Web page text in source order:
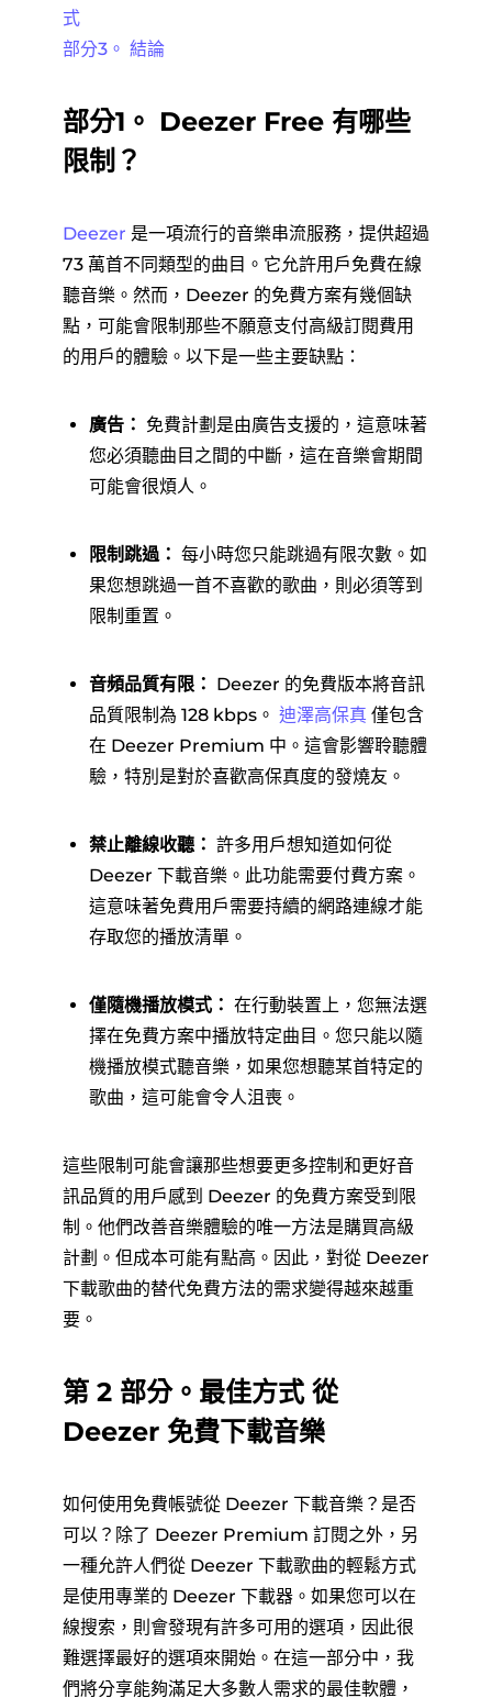
式
部分3。 結論
部分1。 Deezer Free 有哪些
限制？
Deezer 是一項流行的音樂串流服務，提供超過
73 萬首不同類型的曲目。它允許用戶免費在線
聽音樂。然而，Deezer 的免費方案有幾個缺
點，可能會限制那些不願意支付高級訂閱費用
的用戶的體驗。以下是一些主要缺點：
廣告： 免費計劃是由廣告支援的，這意味著
您必須聽曲目之間的中斷，這在音樂會期間
可能會很煩人。
限制跳過： 每小時您只能跳過有限次數。如
果您想跳過一首不喜歡的歌曲，則必須等到
限制重置。
音頻品質有限： Deezer 的免費版本將音訊
品質限制為 128 kbps。 迪澤高保真 僅包含
在 Deezer Premium 中。這會影響聆聽體
驗，特別是對於喜歡高保真度的發燒友。
禁止離線收聽： 許多用戶想知道如何從
Deezer 下載音樂。此功能需要付費方案。
這意味著免費用戶需要持續的網路連線才能
存取您的播放清單。
僅隨機播放模式： 在行動裝置上，您無法選
擇在免費方案中播放特定曲目。您只能以隨
機播放模式聽音樂，如果您想聽某首特定的
歌曲，這可能會令人沮喪。
這些限制可能會讓那些想要更多控制和更好音
訊品質的用戶感到 Deezer 的免費方案受到限
制。他們改善音樂體驗的唯一方法是購買高級
計劃。但成本可能有點高。因此，對從 Deezer
下載歌曲的替代免費方法的需求變得越來越重
要。
第 2 部分。最佳方式 從
Deezer 免費下載音樂
如何使用免費帳號從 Deezer 下載音樂？是否
可以？除了 Deezer Premium 訂閱之外，另
一種允許人們從 Deezer 下載歌曲的輕鬆方式
是使用專業的 Deezer 下載器。如果您可以在
線搜索，則會發現有許多可用的選項，因此很
難選擇最好的選項來開始。在這一部分中，我
們將分享能夠滿足大多數人需求的最佳軟體，